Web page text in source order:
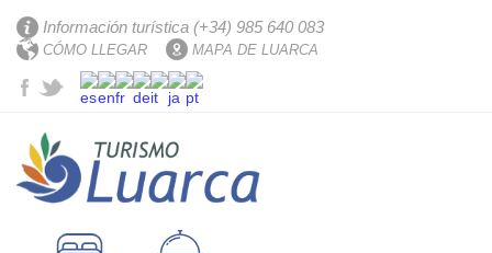
Información turística (+34) 985 640 083
CÓMO LLEGAR MAPA DE LUARCA